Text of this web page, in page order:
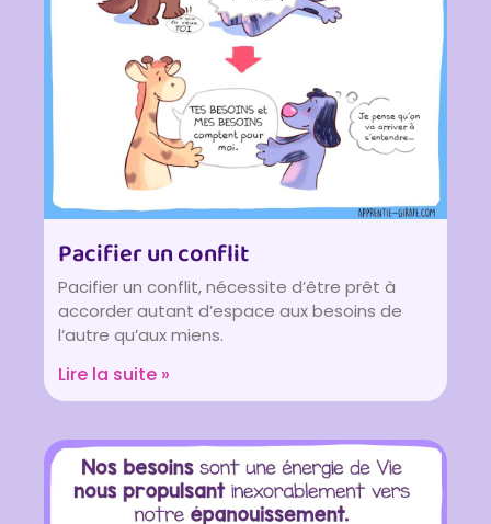
Pacifier un conflit
Pacifier un conflit, nécessite d’être prêt à
accorder autant d’espace aux besoins de
l’autre qu’aux miens.
Lire la suite »